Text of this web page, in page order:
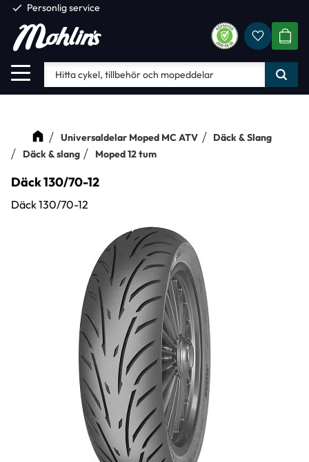
Meny
check Personlig service
Universaldelar Moped MC ATV
Däck & Slang
Däck & slang
Moped 12 tum
Däck 130/70-12
Däck 130/70-12